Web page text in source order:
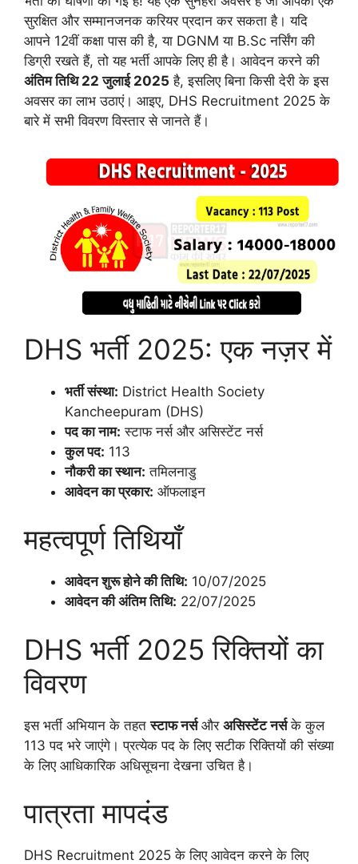
सुरक्षित और सम्मानजनक करियर प्रदान कर सकता है। यदि
आपने 12वीं कक्षा पास की है, या DGNM या B.Sc नर्सिंग की
डिग्री रखते हैं, तो यह भर्ती आपके लिए ही है। आवेदन करने की
अंतिम तिथि 22 जुलाई 2025 है, इसलिए बिना किसी देरी के इस
अवसर का लाभ उठाएं। आइए, DHS Recruitment 2025 के
बारे में सभी विवरण विस्तार से जानते हैं।
DHS भर्ती 2025: एक नज़र में
भर्ती संस्था: District Health Society
Kancheepuram (DHS)
पद का नाम: स्टाफ नर्स और असिस्टेंट नर्स
कुल पद: 113
नौकरी का स्थान: तमिलनाडु
आवेदन का प्रकार: ऑफलाइन
महत्वपूर्ण तिथियाँ
आवेदन शुरू होने की तिथि: 10/07/2025
आवेदन की अंतिम तिथि: 22/07/2025
DHS भर्ती 2025 रिक्तियों का
विवरण
इस भर्ती अभियान के तहतस्टाफ नर्सऔर असिस्टेंट नर्सके कुल
113 पद भरे जाएंगे। प्रत्येक पद के लिए सटीक रिक्तियों की संख्या
के लिए आधिकारिक अधिसूचना देखना उचित है।
पात्रता मापदंड
DHS Recruitment 2025 के लिए आवेदन करने के लिए